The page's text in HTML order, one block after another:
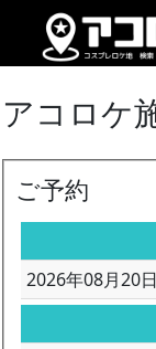
アコロケ
ご予約
2026年08月20